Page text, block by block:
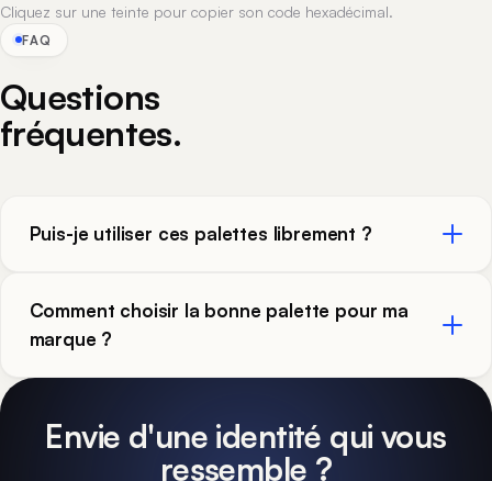
Cliquez sur une teinte pour copier son code hexadécimal.
FAQ
Questions
fréquentes.
Puis-je utiliser ces palettes librement ?
Comment choisir la bonne palette pour ma
marque ?
Envie d'une identité qui vous
ressemble ?